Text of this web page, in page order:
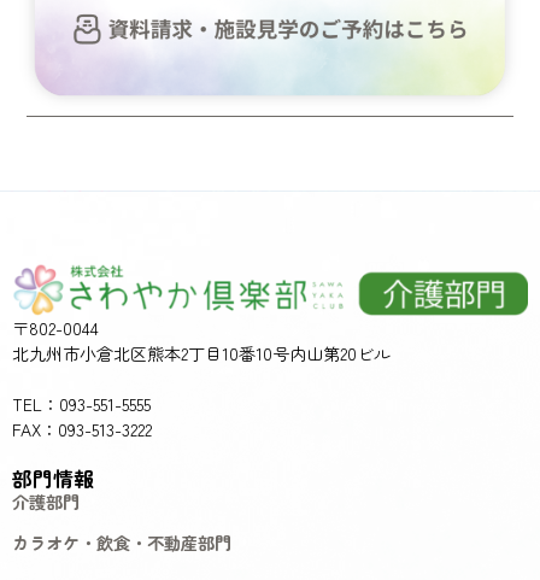
〒802-0044
北九州市小倉北区熊本2丁目10番10号内山第20ビル
TEL：093-551-5555
FAX：093-513-3222
部門情報
介護部門
カラオケ・飲食・不動産部門